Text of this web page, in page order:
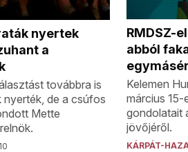
nyertek
a
továbbra is
de a csúfos
Mette
RMDSZ-
abból
Kelemen
március
gondolatait
jövőjéről.
KÁRPÁT-